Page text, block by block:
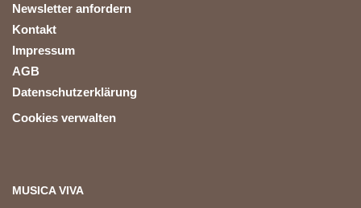
Newsletter anfordern
Kontakt
Impressum
AGB
Datenschutzerklärung
Cookies verwalten
MUSICA VIVA